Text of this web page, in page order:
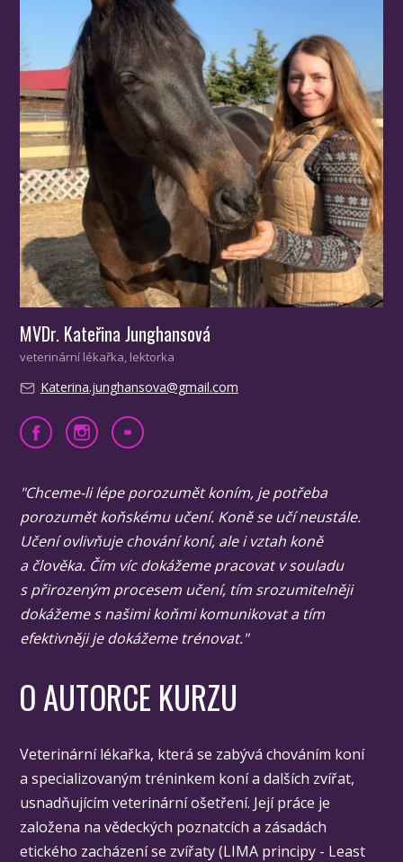
MVDr. Kateřina Junghansová
veterinární lékařka, lektorka
Katerina.junghansova@gmail.com
"Chceme-li lépe porozumět koním, je potřeba
porozumět koňskému učení. Koně se učí neustále.
Učení ovlivňuje chování koní, ale i vztah koně
a člověka. Čím víc dokážeme pracovat v souladu
s přirozeným procesem učení, tím srozumitelněji
dokážeme s našimi koňmi komunikovat a tím
efektivněji je dokážeme trénovat."
O AUTORCE KURZU
Veterinární lékařka, která se zabývá chováním koní
a specializovaným tréninkem koní a dalších zvířat,
usnadňujícím veterinární ošetření. Její práce je
založena na vědeckých poznatcích a zásadách
etického zacházení se zvířaty (LIMA principy - Least